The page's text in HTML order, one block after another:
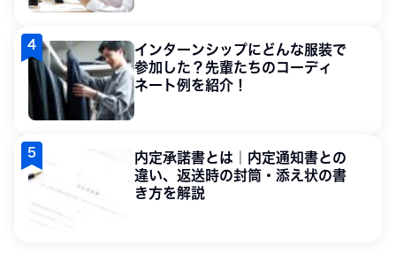
インターンシップにどんな服装で
参加した？先輩たちのコーディ
ネート例を紹介！
内定承諾書とは｜内定通知書との
違い、返送時の封筒・添え状の書
き方を解説